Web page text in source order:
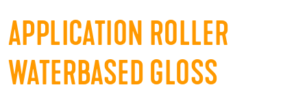
APPLICATION ROLLER
WATERBASED GLOSS